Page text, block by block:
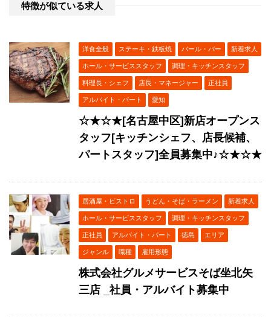
特徴が似ている求人
洋食全般 ステーキ・鉄板焼 バール・バー 新着求人
ホール・サービススタッフ 調理・キッチンスタッフ
料理長・シェフ 店長・マネージャー 正社員
アルバイト・パート 愛知
☆★☆★[名古屋中区]新店オープンス
タッフ[キッチンシェフ、店長候補、
パートスタッフ]全員募集中♪☆★☆★
居酒屋・ビストロ うどん・そば・ラーメン 新着求人
ホール・サービススタッフ 調理・キッチンスタッフ
正社員 アルバイト・パート 徳島 エリア
ジャンル 職種 雇用形態
株式会社グルメサービスそば坐北矢
三店 _社員・アルバイト募集中